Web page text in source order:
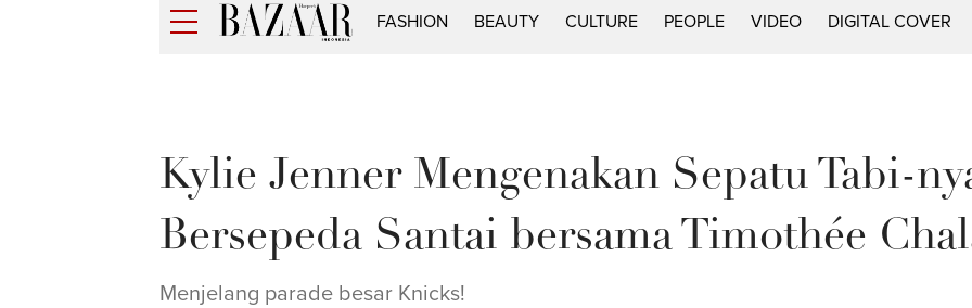
FASHION BEAUTY CULTURE PEOPLE VIDEO DIGITAL COVER
Kylie Jenner Mengenakan Sepatu Tabi-
Bersepeda Santai bersama Timothée
Menjelang parade besar Knicks!